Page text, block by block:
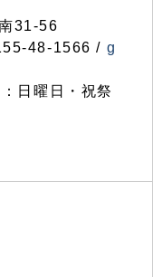
31-56
48-1566 / g
日曜日・祝祭